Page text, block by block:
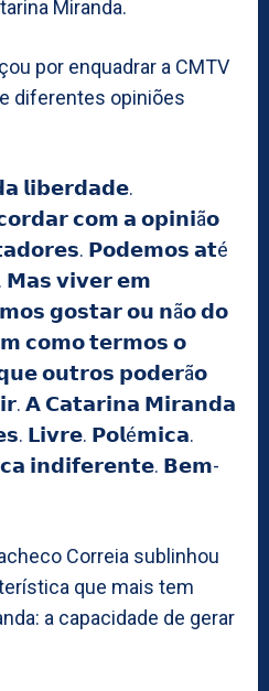
Miranda.
por enquadrar a CMTV
diferentes opiniões
𝗹𝗶𝗯𝗲𝗿𝗱𝗮𝗱𝗲.
𝗰𝗼𝗺 𝗮 𝗼𝗽𝗶𝗻𝗶ã𝗼
𝗣𝗼𝗱𝗲𝗺𝗼𝘀 𝗮𝘁é
𝗠𝗮𝘀 𝘃𝗶𝘃𝗲𝗿 𝗲𝗺
𝗴𝗼𝘀𝘁𝗮𝗿 𝗼𝘂 𝗻ã𝗼 𝗱𝗼
𝗰𝗼𝗺𝗼 𝘁𝗲𝗿𝗺𝗼𝘀 𝗼
𝗼𝘂𝘁𝗿𝗼𝘀 𝗽𝗼𝗱𝗲𝗿ã𝗼
𝗔 𝗖𝗮𝘁𝗮𝗿𝗶𝗻𝗮 𝗠𝗶𝗿𝗮𝗻𝗱𝗮
𝗟𝗶𝘃𝗿𝗲. 𝗣𝗼𝗹é𝗺𝗶𝗰𝗮.
𝗶𝗻𝗱𝗶𝗳𝗲𝗿𝗲𝗻𝘁𝗲. 𝗕𝗲𝗺-
Correia sublinhou
que mais tem
a capacidade de gerar